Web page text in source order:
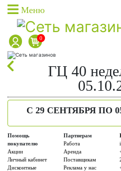
Меню
0
Каталог товаров
Каталог товаров доставки
Каталог акционных товаров
Акции
Фишки на скидки
Социальные карты
ГЦ 40
C 29 СЕНТЯБРЯ ПО
Помощь
покупателю
Акции
Личный кабинет
Дисконтные
Партнерам
Работа
Аренда
Поставщикам
Реклама у нас